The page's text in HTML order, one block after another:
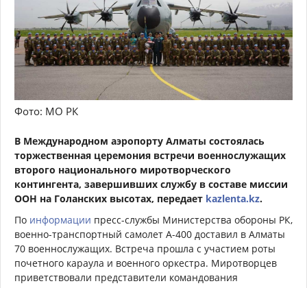
Фото: МО РК
В Международном аэропорту Алматы состоялась
торжественная церемония встречи военнослужащих
второго национального миротворческого
контингента, завершивших службу в составе миссии
ООН на Голанских высотах, передает kazlenta.kz.
По информации пресс-службы Министерства обороны РК,
военно-транспортный самолет А-400 доставил в Алматы
70 военнослужащих. Встреча прошла с участием роты
почетного караула и военного оркестра. Миротворцев
приветствовали представители командования